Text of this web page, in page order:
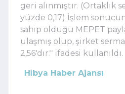
geri alınmıştır. (Ortaklık
yüzde 0,17) İşlem
sahip olduğu MEPET
ulaşmış olup, şirket
2,56'dır.'' ifadesi kullanıldı.
Hibya Haber Ajansı